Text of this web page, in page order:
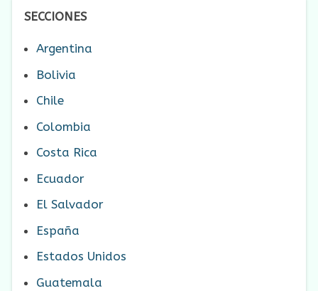
SECCIONES
Argentina
Bolivia
Chile
Colombia
Costa Rica
Ecuador
El Salvador
España
Estados Unidos
Guatemala